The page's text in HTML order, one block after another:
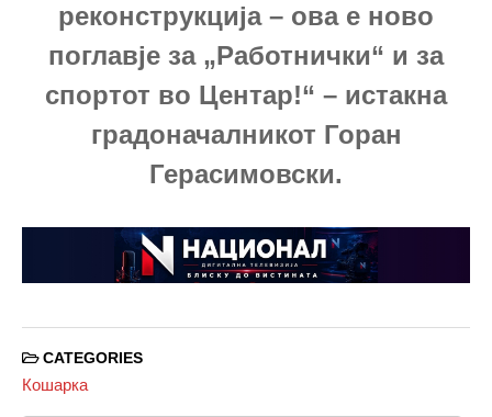
реконструкција – ова е ново
поглавје за „Работнички“ и за
спортот во Центар!“ – истакна
градоначалникот Горан
Герасимовски.
CATEGORIES
Кошарка